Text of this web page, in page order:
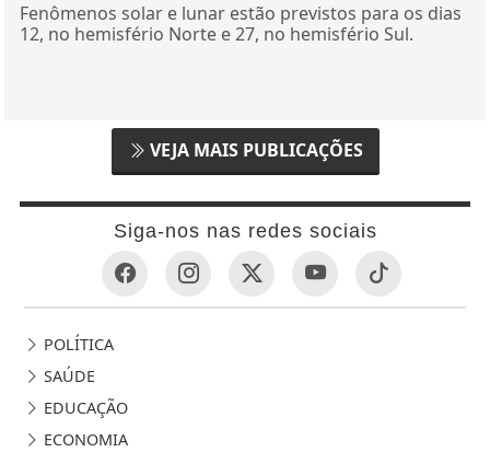
Fenômenos solar e lunar estão previstos para os dias
12, no hemisfério Norte e 27, no hemisfério Sul.
VEJA MAIS PUBLICAÇÕES
Siga-nos nas redes sociais
POLÍTICA
SAÚDE
EDUCAÇÃO
ECONOMIA